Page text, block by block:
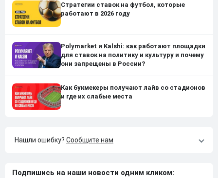
Стратегии ставок на футбол, которые
работают в 2026 году
Polymarket и Kalshi: как работают площадки
для ставок на политику и культуру и почему
они запрещены в России?
Как букмекеры получают лайв со стадионов
и где их слабые места
Нашли ошибку? Сообщите нам
Подпишись на наши новости одним кликом: